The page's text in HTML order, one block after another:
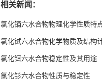
相关新闻：
氯化镝六水合物物理化学性质特
氯化铽六水合物化学物质及结构
氯化铒六水合物稳定性及其用途
氯化钐六水合物性质与稳定性